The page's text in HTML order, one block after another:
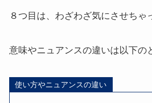
８つ目は、わざわざ気にさせちゃ
意味やニュアンスの違いは以下の
使い方やニュアンスの違い